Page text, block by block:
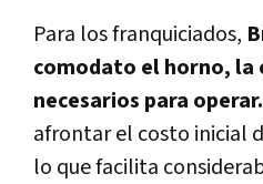
Para los franquiciados,
comodato el horno, la
necesarios para operar.
afrontar el costo inicial
lo que facilita